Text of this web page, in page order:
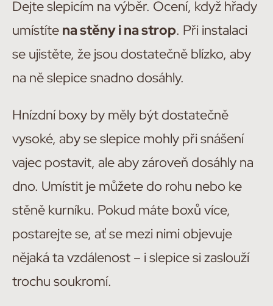
Dejte slepicím na výběr. Ocení, když hřady
umístíte na stěny i na strop. Při instalaci
se ujistěte, že jsou dostatečně blízko, aby
na ně slepice snadno dosáhly.
Hnízdní boxy by měly být dostatečně
vysoké, aby se slepice mohly při snášení
vajec postavit, ale aby zároveň dosáhly na
dno. Umístit je můžete do rohu nebo ke
stěně kurníku. Pokud máte boxů více,
postarejte se, ať se mezi nimi objevuje
nějaká ta vzdálenost – i slepice si zaslouží
trochu soukromí.